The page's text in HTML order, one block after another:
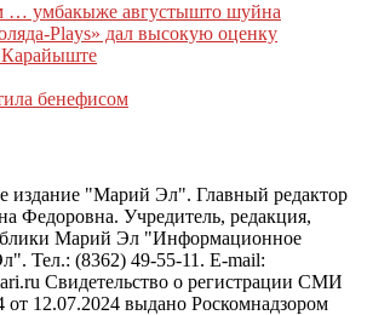
… умбакыже августышто шуйна
Plays» дал высокую оценку
бенефисом
издание "Марий Эл". Главный редактор
Федоровна. Учредитель, редакция,
Марий Эл "Информационное
Тел.: (8362) 49-55-11. E-mail:
Свидетельство о регистрации СМИ
12.07.2024 выдано Роскомнадзором